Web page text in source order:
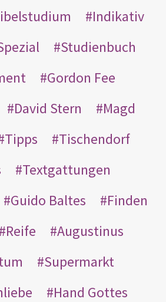
Indikativ
Studienbuch
Gordon Fee
David Stern
Magd
Tipps
Tischendorf
Textgattungen
Guido Baltes
Finden
Reife
Augustinus
Supermarkt
Hand Gottes